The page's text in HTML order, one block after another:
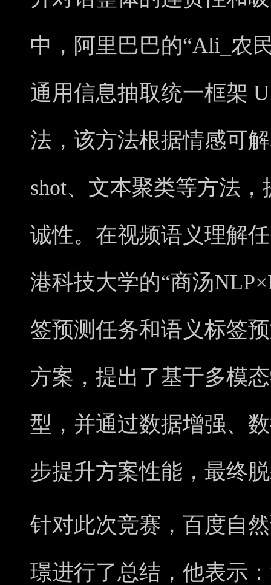
中，阿里巴巴的“Ali_农
通用信息抽取统一框架
法，该方法根据情感可
shot、文本聚类等方法
诚性。在视频语义理解
港科技大学的“商汤
签预测任务和语义标签
方案，提出了基于多模
型，并通过数据增强、
步提升方案性能，最终
针对此次竞赛，百度自
璟进行了总结，他表示